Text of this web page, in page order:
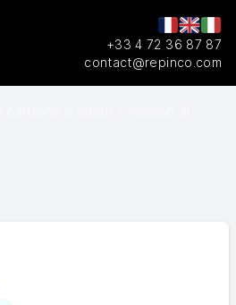
+33 4 72 36 87 87
contact@repinco.com